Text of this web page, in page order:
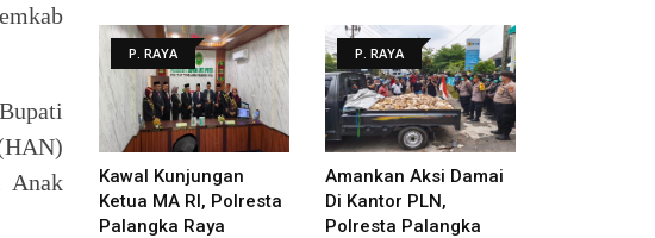
Anak
P. RAYA
Kawal Kunjungan
Ketua MA RI, Polresta
Palangka Raya
P. RAYA
Amankan Aksi Damai
Di Kantor PLN,
Polresta Palangka